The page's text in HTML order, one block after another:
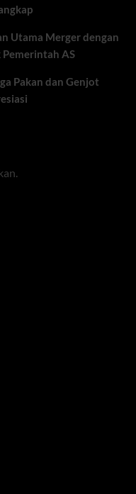
Utama Merger dengan
AS
Pakan dan Genjot